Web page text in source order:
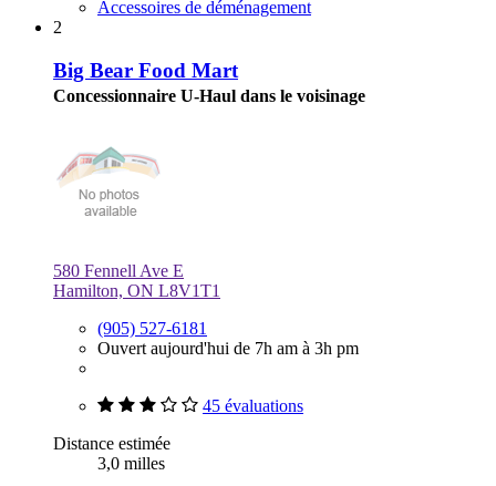
Accessoires de déménagement
2
Big Bear Food Mart
Concessionnaire U-Haul dans le voisinage
580 Fennell Ave E
Hamilton, ON L8V1T1
(905) 527-6181
Ouvert aujourd'hui de 7h am à 3h pm
45 évaluations
Distance estimée
3,0 milles